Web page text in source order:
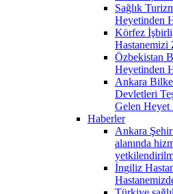
Sağlık
Heyetinden
Körfez
Hastanemizi
Özbekistan
Heyetinden
Ankara
Devletleri
Gelen Heyet
Haberler
Ankara
alanında
İngiliz